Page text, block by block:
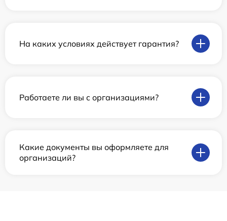
На каких условиях действует гарантия?
Работаете ли вы с организациями?
Какие документы вы оформляете для
организаций?